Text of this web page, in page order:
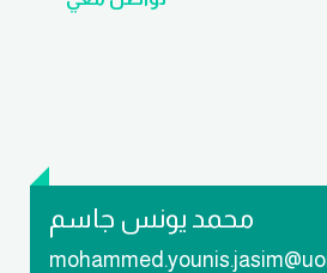
محمد يونس جاسم